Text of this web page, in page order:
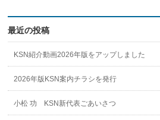
最近の投稿
KSN紹介動画2026年版をアップしました
2026年版KSN案内チラシを発行
小松 功 KSN新代表ごあいさつ